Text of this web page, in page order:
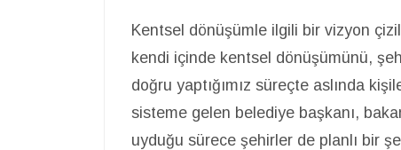
Kentsel dönüşümle ilgili bir vizyon
kendi içinde kentsel dönüşümünü,
doğru yaptığımız süreçte aslında
sisteme gelen belediye başkanı,
uyduğu sürece şehirler de planlı bir